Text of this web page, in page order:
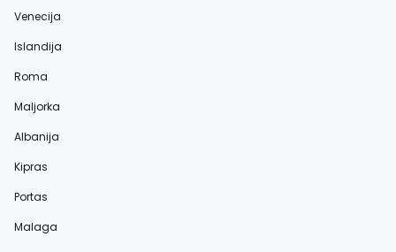
Venecija
Islandija
Roma
Maljorka
Albanija
Kipras
Portas
Malaga